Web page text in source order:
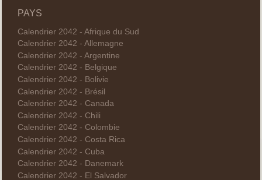
PAYS
Calendrier 2042 - Afrique du Sud
Calendrier 2042 - Allemagne
Calendrier 2042 - Argentine
Calendrier 2042 - Belgique
Calendrier 2042 - Bolivie
Calendrier 2042 - Brésil
Calendrier 2042 - Canada
Calendrier 2042 - Chili
Calendrier 2042 - Colombie
Calendrier 2042 - Costa Rica
Calendrier 2042 - Cuba
Calendrier 2042 - Danemark
Calendrier 2042 - El Salvador